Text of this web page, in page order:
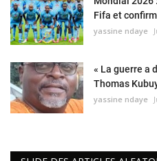
Fifa et
yassine ndaye
« La guerre a
Thomas
yassine ndaye